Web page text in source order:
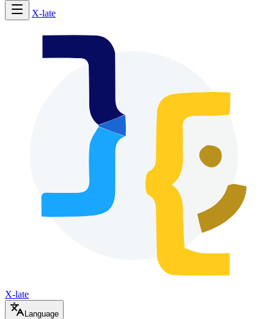
X-late
X-late
Language